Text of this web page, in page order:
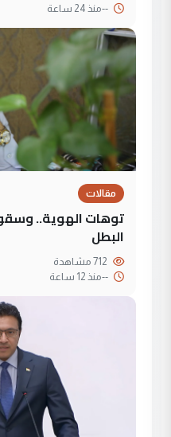
--منذ 24 ساعة
مقالات
توهات الهوية..
البطل
--منذ 12 ساعة